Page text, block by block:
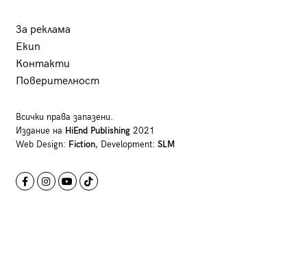
За реклама
Екип
Контакти
Поверителност
Всички права запазени.
Издание на HiEnd Publishing2021
Web Design: Fiction, Development: SLM